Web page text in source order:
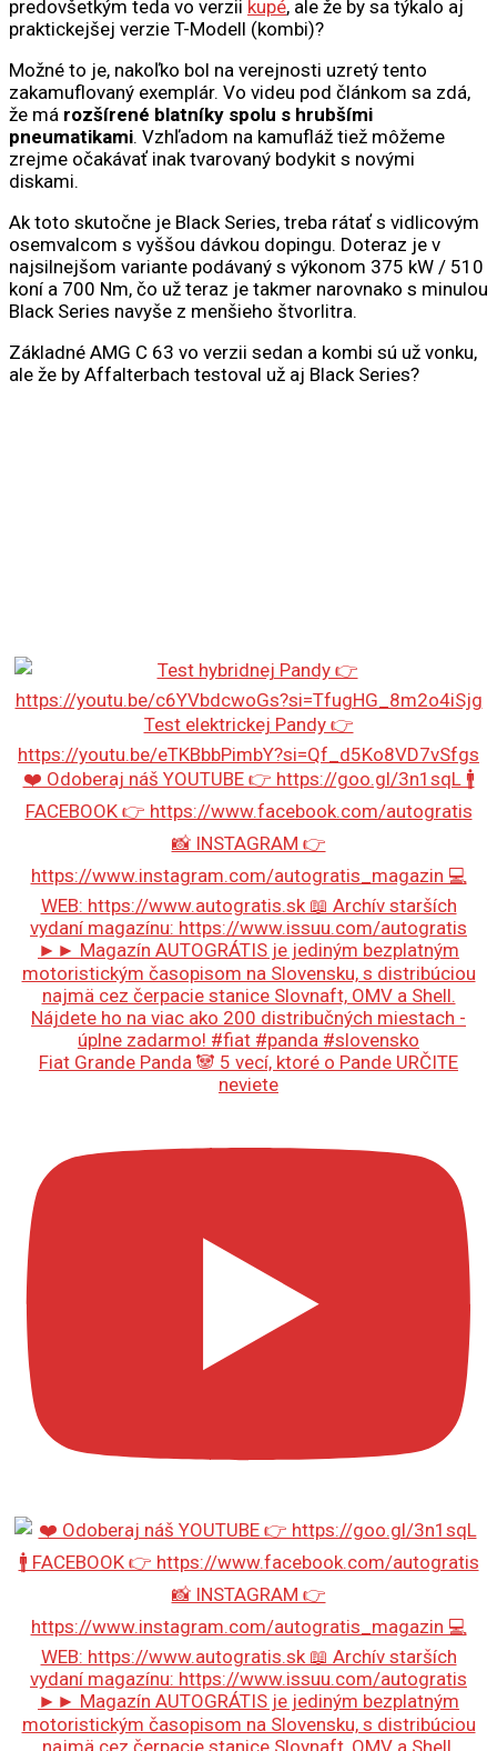
predovšetkým teda vo verzii kupé, ale že by sa týkalo aj
praktickejšej verzie T-Modell (kombi)?
Možné to je, nakoľko bol na verejnosti uzretý tento
zakamuflovaný exemplár. Vo videu pod článkom sa zdá,
že má rozšírené blatníky spolu s hrubšími
pneumatikami. Vzhľadom na kamufláž tiež môžeme
zrejme očakávať inak tvarovaný bodykit s novými
diskami.
Ak toto skutočne je Black Series, treba rátať s vidlicovým
osemvalcom s vyššou dávkou dopingu. Doteraz je v
najsilnejšom variante podávaný s výkonom 375 kW / 510
koní a 700 Nm, čo už teraz je takmer narovnako s minulou
Black Series navyše z menšieho štvorlitra.
Základné AMG C 63 vo verzii sedan a kombi sú už vonku,
ale že by Affalterbach testoval už aj Black Series?
Fiat Grande Panda 🐼 5 vecí, ktoré o Pande URČITE
neviete